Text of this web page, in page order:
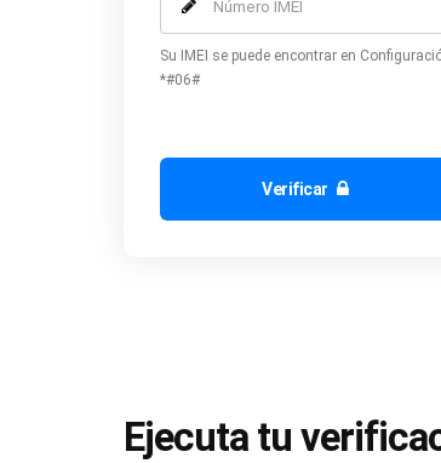
Su IMEI se puede encontrar en
*#06#
Verificar
Ejecuta tu